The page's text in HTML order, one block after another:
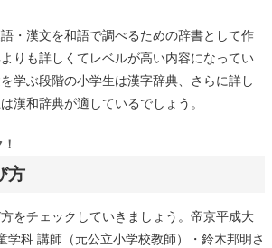
・漢文を和語で調べるための辞書として作
りも詳しくてレベルが高い内容になってい
学ぶ段階の小学生は漢字辞典、さらに詳し
漢和辞典が適しているでしょう。
方
をチェックしていきましょう。帝京平成大
学科 講師（元公立小学校教師）・鈴木邦明さ